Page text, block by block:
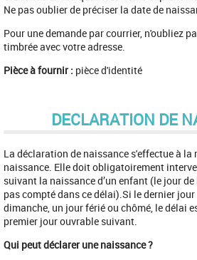
Ne pas oublier de préciser la date de
Pour une demande par courrier, n'oubliez
timbrée avec votre adresse.
Pièce à fournir : pièce d'identité
DECLARATION DE
La déclaration de naissance s'effectue à la
naissance. Elle doit obligatoirement
suivant la naissance d’un enfant (le jour de
pas compté dans ce délai).Si le dernier
dimanche, un jour férié ou chômé, le délai
premier jour ouvrable suivant.
Qui peut déclarer une naissance ?